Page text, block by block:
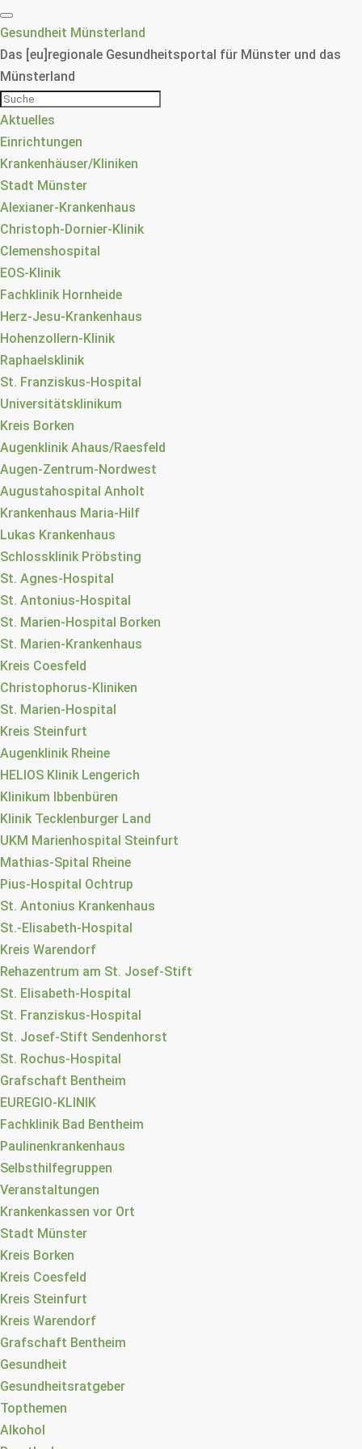
Gesundheit Münsterland
Das [eu]regionale Gesundheitsportal für Münster und das
Münsterland
Aktuelles
Einrichtungen
Krankenhäuser/Kliniken
Stadt Münster
Alexianer-Krankenhaus
Christoph-Dornier-Klinik
Clemenshospital
EOS-Klinik
Fachklinik Hornheide
Herz-Jesu-Krankenhaus
Hohenzollern-Klinik
Raphaelsklinik
St. Franziskus-Hospital
Universitätsklinikum
Kreis Borken
Augenklinik Ahaus/Raesfeld
Augen-Zentrum-Nordwest
Augustahospital Anholt
Krankenhaus Maria-Hilf
Lukas Krankenhaus
Schlossklinik Pröbsting
St. Agnes-Hospital
St. Antonius-Hospital
St. Marien-Hospital Borken
St. Marien-Krankenhaus
Kreis Coesfeld
Christophorus-Kliniken
St. Marien-Hospital
Kreis Steinfurt
Augenklinik Rheine
HELIOS Klinik Lengerich
Klinikum Ibbenbüren
Klinik Tecklenburger Land
UKM Marienhospital Steinfurt
Mathias-Spital Rheine
Pius-Hospital Ochtrup
St. Antonius Krankenhaus
St.-Elisabeth-Hospital
Kreis Warendorf
Rehazentrum am St. Josef-Stift
St. Elisabeth-Hospital
St. Franziskus-Hospital
St. Josef-Stift Sendenhorst
St. Rochus-Hospital
Grafschaft Bentheim
EUREGIO-KLINIK
Fachklinik Bad Bentheim
Paulinenkrankenhaus
Selbsthilfegruppen
Veranstaltungen
Krankenkassen vor Ort
Stadt Münster
Kreis Borken
Kreis Coesfeld
Kreis Steinfurt
Kreis Warendorf
Grafschaft Bentheim
Gesundheit
Gesundheitsratgeber
Topthemen
Alkohol